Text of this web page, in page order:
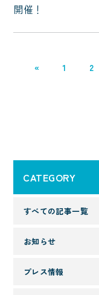
開催！
« 1 2
CATEGORY
すべての記事一覧
お知らせ
プレス情報